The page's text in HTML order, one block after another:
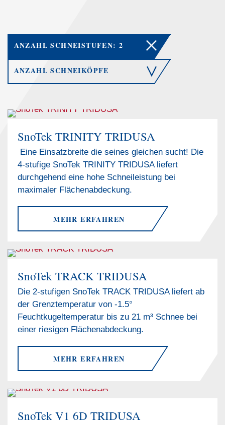
ANZAHL SCHNEISTUFEN: 2
ANZAHL SCHNEIKÖPFE
SnoTek TRINITY TRIDUSA
Eine Einsatzbreite die seines gleichen sucht! Die
4-stufige SnoTek TRINITY TRIDUSA liefert
durchgehend eine hohe Schneileistung bei
maximaler Flächenabdeckung.
MEHR ERFAHREN
SnoTek TRACK TRIDUSA
Die 2-stufigen SnoTek TRACK TRIDUSA liefert ab
der Grenztemperatur von -1.5°
Feuchtkugeltemperatur bis zu 21 m³ Schnee bei
einer riesigen Flächenabdeckung.
MEHR ERFAHREN
SnoTek V1 6D TRIDUSA